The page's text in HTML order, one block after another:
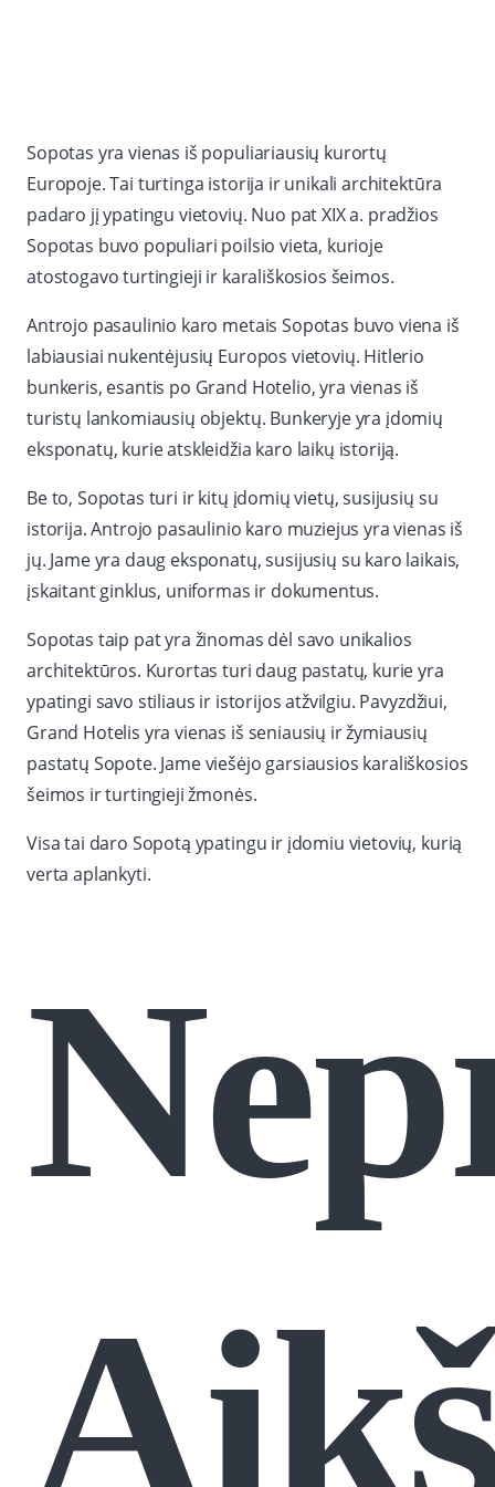
Sopotas yra vienas iš populiariausių kurortų
Europoje. Tai turtinga istorija ir unikali architektūra
padaro jį ypatingu vietovių. Nuo pat XIX a. pradžios
Sopotas buvo populiari poilsio vieta, kurioje
atostogavo turtingieji ir karališkosios šeimos.
Antrojo pasaulinio karo metais Sopotas buvo viena iš
labiausiai nukentėjusių Europos vietovių. Hitlerio
bunkeris, esantis po Grand Hotelio, yra vienas iš
turistų lankomiausių objektų. Bunkeryje yra įdomių
eksponatų, kurie atskleidžia karo laikų istoriją.
Be to, Sopotas turi ir kitų įdomių vietų, susijusių su
istorija. Antrojo pasaulinio karo muziejus yra vienas iš
jų. Jame yra daug eksponatų, susijusių su karo laikais,
įskaitant ginklus, uniformas ir dokumentus.
Sopotas taip pat yra žinomas dėl savo unikalios
architektūros. Kurortas turi daug pastatų, kurie yra
ypatingi savo stiliaus ir istorijos atžvilgiu. Pavyzdžiui,
Grand Hotelis yra vienas iš seniausių ir žymiausių
pastatų Sopote. Jame viešėjo garsiausios karališkosios
šeimos ir turtingieji žmonės.
Visa tai daro Sopotą ypatingu ir įdomiu vietovių, kurią
verta aplankyti.